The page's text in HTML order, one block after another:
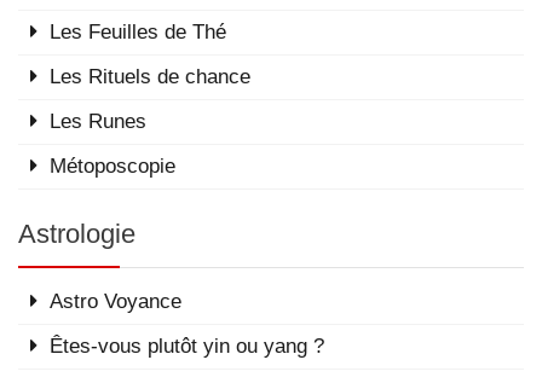
Les Feuilles de Thé
Les Rituels de chance
Les Runes
Métoposcopie
Astrologie
Astro Voyance
Êtes-vous plutôt yin ou yang ?